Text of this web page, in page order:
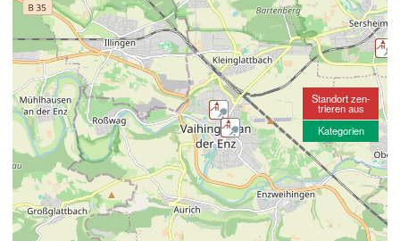
Standort zen-
trieren aus
Kategorien